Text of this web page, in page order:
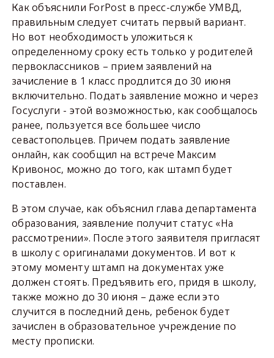
Как объяснили ForPost в пресс-службе УМВД,
правильным следует считать первый вариант.
Но вот необходимость уложиться к
определенному сроку есть только у родителей
первоклассников – прием заявлений на
зачисление в 1 класс продлится до 30 июня
включительно. Подать заявление можно и через
Госуслуги - этой возможностью, как сообщалось
ранее, пользуется все большее число
севастопольцев. Причем подать заявление
онлайн, как сообщил на встрече Максим
Кривонос, можно до того, как штамп будет
поставлен.
В этом случае, как объяснил глава департамента
образования, заявление получит статус «На
рассмотрении». После этого заявителя пригласят
в школу с оригиналами документов. И вот к
этому моменту штамп на документах уже
должен стоять. Предъявить его, придя в школу,
также можно до 30 июня – даже если это
случится в последний день, ребенок будет
зачислен в образовательное учреждение по
месту прописки.